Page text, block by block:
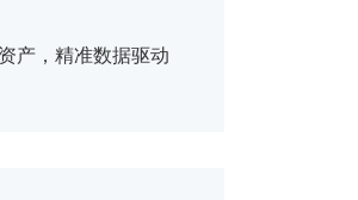
产，精准数据驱动